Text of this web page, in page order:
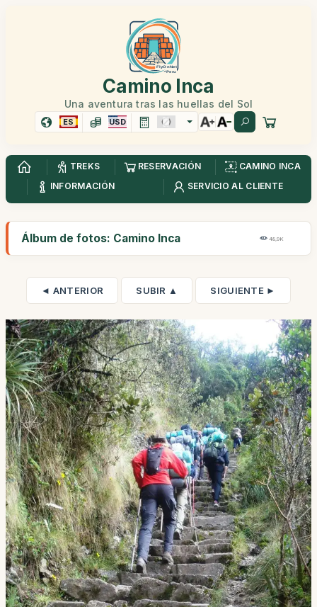
Camino Inca
Una aventura tras las huellas del Sol
ES USD
TREKS RESERVACIÓN
CAMINO INCA
INFORMACIÓN
SERVICIO AL CLIENTE
Álbum de fotos: Camino Inca 48,9K
◄ ANTERIOR SUBIR ▲ SIGUIENTE ►